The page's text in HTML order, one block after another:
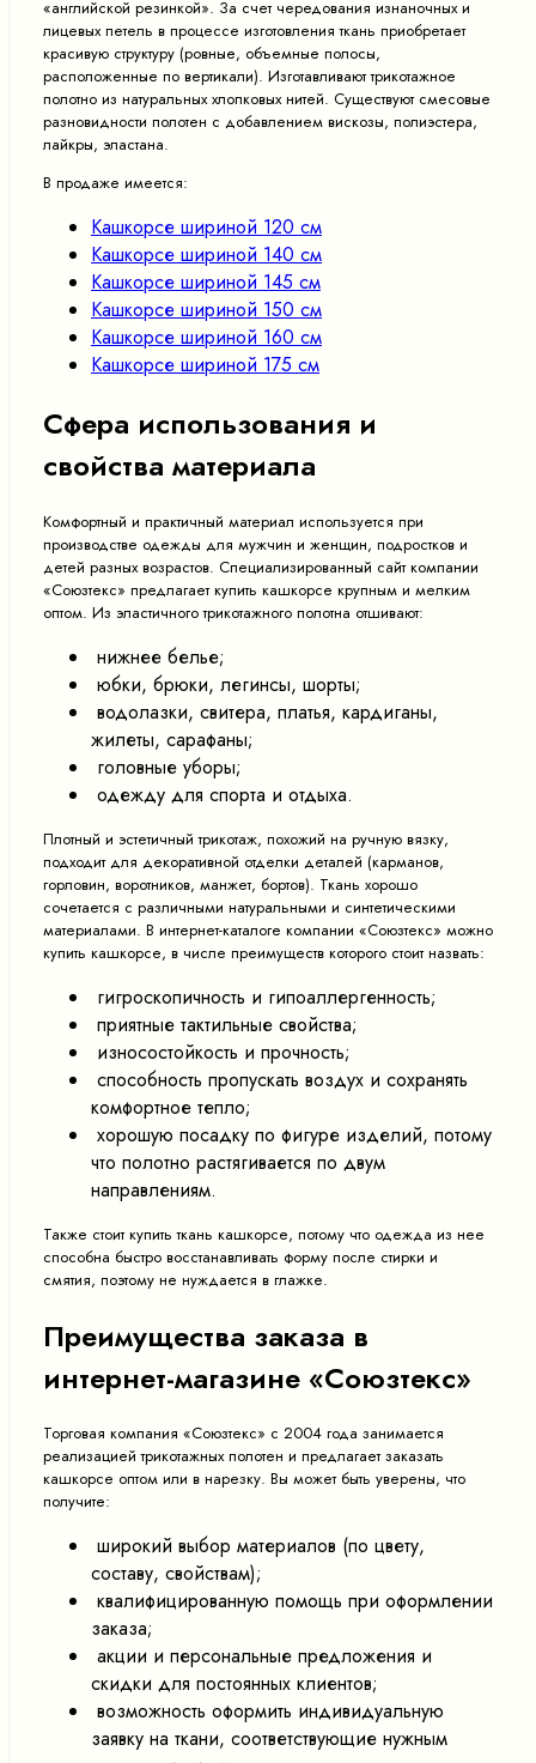
«английской резинкой». За счет чередования изнаночных и
лицевых петель в процессе изготовления ткань приобретает
красивую структуру (ровные, объемные полосы,
расположенные по вертикали). Изготавливают трикотажное
полотно из натуральных хлопковых нитей. Существуют смесовые
разновидности полотен с добавлением вискозы, полиэстера,
лайкры, эластана.
В продаже имеется:
Кашкорсе шириной 120 см
Кашкорсе шириной 140 см
Кашкорсе шириной 145 см
Кашкорсе шириной 150 см
Кашкорсе шириной 160 см
Кашкорсе шириной 175 см
Сфера использования и
свойства материала
Комфортный и практичный материал используется при
производстве одежды для мужчин и женщин, подростков и
детей разных возрастов. Специализированный сайт компании
«Союзтекс» предлагает купить кашкорсе крупным и мелким
оптом. Из эластичного трикотажного полотна отшивают:
нижнее белье;
юбки, брюки, легинсы, шорты;
водолазки, свитера, платья, кардиганы,
жилеты, сарафаны;
головные уборы;
одежду для спорта и отдыха.
Плотный и эстетичный трикотаж, похожий на ручную вязку,
подходит для декоративной отделки деталей (карманов,
горловин, воротников, манжет, бортов). Ткань хорошо
сочетается с различными натуральными и синтетическими
материалами. В интернет-каталоге компании «Союзтекс» можно
купить кашкорсе, в числе преимуществ которого стоит назвать:
гигроскопичность и гипоаллергенность;
приятные тактильные свойства;
износостойкость и прочность;
способность пропускать воздух и сохранять
комфортное тепло;
хорошую посадку по фигуре изделий, потому
что полотно растягивается по двум
направлениям.
Также стоит купить ткань кашкорсе, потому что одежда из нее
способна быстро восстанавливать форму после стирки и
смятия, поэтому не нуждается в глажке.
Преимущества заказа в
интернет-магазине «Союзтекс»
Торговая компания «Союзтекс» с 2004 года занимается
реализацией трикотажных полотен и предлагает заказать
кашкорсе оптом или в нарезку. Вы может быть уверены, что
получите:
широкий выбор материалов (по цвету,
составу, свойствам);
квалифицированную помощь при оформлении
заказа;
акции и персональные предложения и
скидки для постоянных клиентов;
возможность оформить индивидуальную
заявку на ткани, соответствующие нужным